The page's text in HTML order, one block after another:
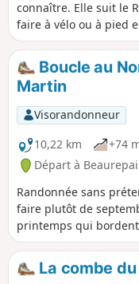
connaître. Elle suit le
faire à vélo ou à pied
RANDONNEURS (SES)
vous pouvez mettre
sur le circuit.
Boucle au
Martin
Visorandonneur
10,22 km
+74
Départ à
Randonnée sans
faire plutôt de
printemps qui
grosses chaleurs. À
parcourent mes
photos en indiquant
La combe